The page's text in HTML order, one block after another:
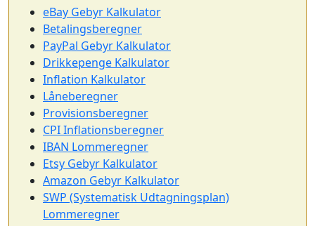
eBay Gebyr Kalkulator
Betalingsberegner
PayPal Gebyr Kalkulator
Drikkepenge Kalkulator
Inflation Kalkulator
Låneberegner
Provisionsberegner
CPI Inflationsberegner
IBAN Lommeregner
Etsy Gebyr Kalkulator
Amazon Gebyr Kalkulator
SWP (Systematisk Udtagningsplan)
Lommeregner